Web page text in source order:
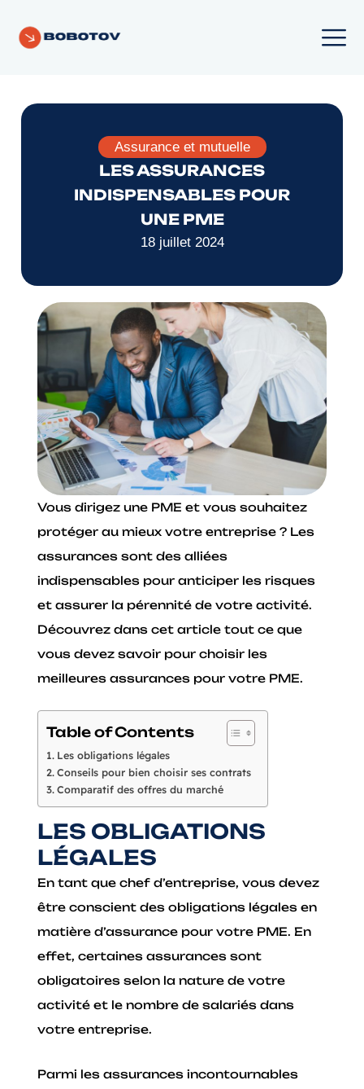
Assurance et mutuelle
LES ASSURANCES
INDISPENSABLES POUR
UNE PME
18 juillet 2024
Vous dirigez une PME et vous souhaitez
protéger au mieux votre entreprise ? Les
assurances sont des alliées
indispensables pour anticiper les risques
et assurer la pérennité de votre activité.
Découvrez dans cet article tout ce que
vous devez savoir pour choisir les
meilleures assurances pour votre PME.
Table of Contents
Les obligations légales
Conseils pour bien choisir ses contrats
Comparatif des offres du marché
LES OBLIGATIONS
LÉGALES
En tant que chef d’entreprise, vous devez
être conscient des obligations légales en
matière d’assurance pour votre PME. En
effet, certaines assurances sont
obligatoires selon la nature de votre
activité et le nombre de salariés dans
votre entreprise.
Parmi les assurances incontournables